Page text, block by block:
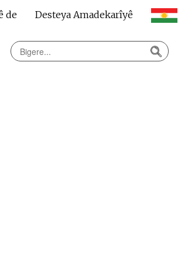
Desteya Amadekarîyê
de